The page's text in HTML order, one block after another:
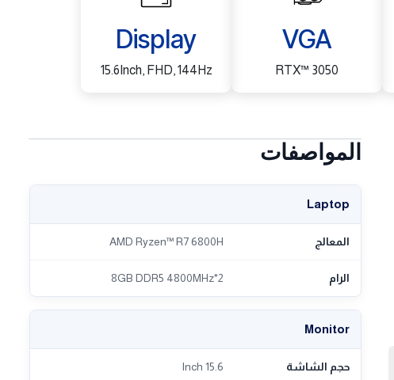
VGA
RTX™ 3050
Display
15.6Inch, FHD, 144Hz
المواصفات
Laptop
المعالج AMD Ryzen™ R7 6800H
الرام 2*8GB DDR5 4800MHz
Monitor
حجم الشاشة 15.6 Inch